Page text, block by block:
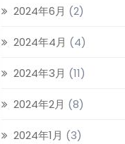
2024年6月 (2)
2024年4月 (4)
2024年3月 (11)
2024年2月 (8)
2024年1月 (3)